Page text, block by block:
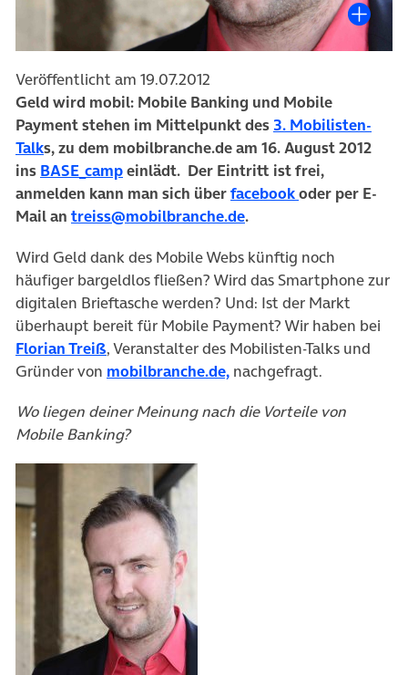
Veröffentlicht am 19.07.2012
Geld wird mobil: Mobile Banking und Mobile
Payment stehen im Mittelpunkt des 3. Mobilisten-
Talk(öffnet in neuem Tab)
s, zu dem mobilbranche.de am 16. August 2012
ins BASE_campeinlädt. Der Eintritt ist frei,
anmelden kann man sich überfacebook(öffnet in
oder per E-
Mail an treiss@mobilbranche.de.
Wird Geld dank des Mobile Webs künftig noch
häufiger bargeldlos fließen? Wird das Smartphone zur
digitalen Brieftasche werden? Und: Ist der Markt
überhaupt bereit für Mobile Payment? Wir haben bei
Florian Treiß(öffnet in neuem Tab)
, Veranstalter des Mobilisten-Talks und
Gründer von mobilbranche.de,(öffnet in neuem Tab)
nachgefragt.
Wo liegen deiner Meinung nach die Vorteile von
Mobile Banking?